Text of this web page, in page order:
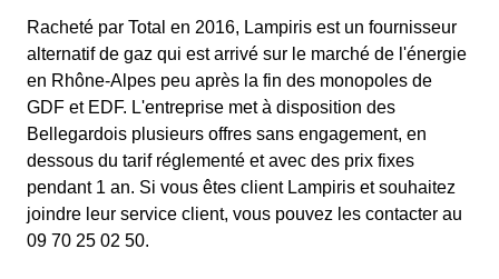
Racheté par Total en 2016, Lampiris est un fournisseur
alternatif de gaz qui est arrivé sur le marché de l'énergie
en Rhône-Alpes peu après la fin des monopoles de
GDF et EDF. L'entreprise met à disposition des
Bellegardois plusieurs offres sans engagement, en
dessous du tarif réglementé et avec des prix fixes
pendant 1 an. Si vous êtes client Lampiris et souhaitez
joindre leur service client, vous pouvez les contacter au
09 70 25 02 50.